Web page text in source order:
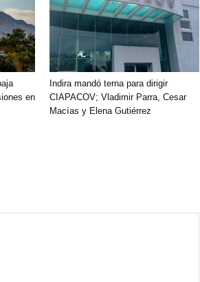
en
Indira mandó terna para dirigir
CIAPACOV; Vladimir Parra, Cesar
Macías y Elena Gutiérrez